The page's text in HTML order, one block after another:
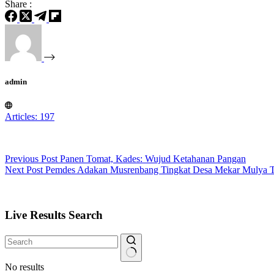
Share :
admin
Articles: 197
Previous Post Panen Tomat, Kades: Wujud Ketahanan Pangan
Next Post Pemdes Adakan Musrenbang Tingkat Desa Mekar Mulya
Live Results Search
No results